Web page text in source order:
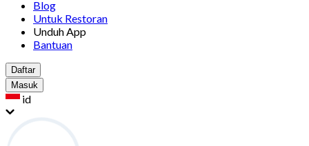
Blog
Untuk Restoran
Unduh App
Bantuan
Daftar
Masuk
id